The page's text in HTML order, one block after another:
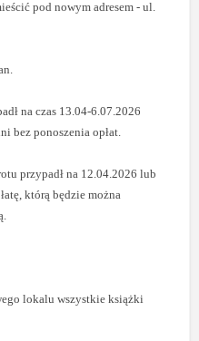
pod nowym adresem - ul.
na czas 13.04-6.07.2026
bez ponoszenia opłat.
przypadł na 12.04.2026 lub
którą będzie można
lokalu wszystkie książki